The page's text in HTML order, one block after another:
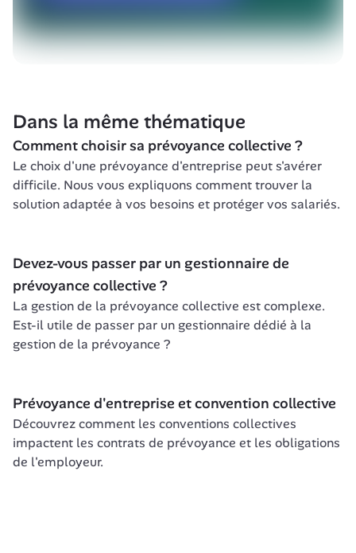
Dans la même thématique
Comment choisir sa prévoyance collective ?
Le choix d'une prévoyance d'entreprise peut s'avérer
difficile. Nous vous expliquons comment trouver la
solution adaptée à vos besoins et protéger vos salariés.
Devez-vous passer par un gestionnaire de
prévoyance collective ?
La gestion de la prévoyance collective est complexe.
Est-il utile de passer par un gestionnaire dédié à la
gestion de la prévoyance ?
Prévoyance d'entreprise et convention collective
Découvrez comment les conventions collectives
impactent les contrats de prévoyance et les obligations
de l'employeur.